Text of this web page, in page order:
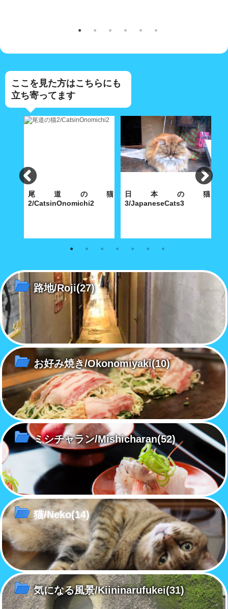
ここを見た方はこちらにも
立ち寄ってます
尾道の猫
2/CatsinOnomichi2
尾道町を歩けば猫に当たるわけ
日本の猫
3/JapaneseCats3
島根県大森町にある群言堂、そ
路地/Roji(27)
お好み焼き/Okonomiyaki(10)
ミシチャラン/Mishicharan(52)
猫/Neko(14)
気になる風景/Kiininarufukei(31)